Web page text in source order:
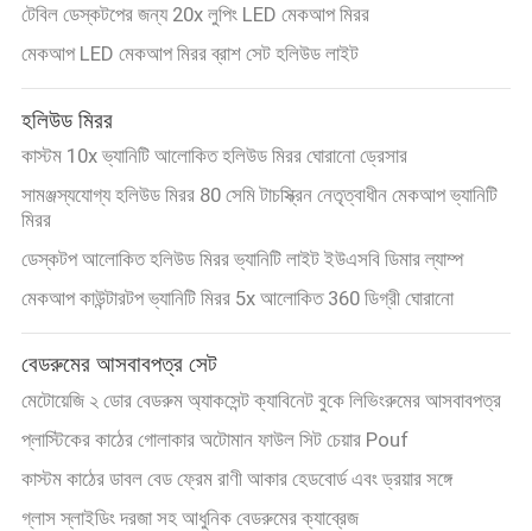
টেবিল ডেস্কটপের জন্য 20x লুপিং LED মেকআপ মিরর
মেকআপ LED মেকআপ মিরর ব্রাশ সেট হলিউড লাইট
হলিউড মিরর
কাস্টম 10x ভ্যানিটি আলোকিত হলিউড মিরর ঘোরানো ড্রেসার
সামঞ্জস্যযোগ্য হলিউড মিরর 80 সেমি টাচস্ক্রিন নেতৃত্বাধীন মেকআপ ভ্যানিটি
মিরর
ডেস্কটপ আলোকিত হলিউড মিরর ভ্যানিটি লাইট ইউএসবি ডিমার ল্যাম্প
মেকআপ কাউন্টারটপ ভ্যানিটি মিরর 5x আলোকিত 360 ডিগ্রী ঘোরানো
বেডরুমের আসবাবপত্র সেট
মেটোয়েজি ২ ডোর বেডরুম অ্যাকসেন্ট ক্যাবিনেট বুকে লিভিংরুমের আসবাবপত্র
প্লাস্টিকের কাঠের গোলাকার অটোমান ফাউল সিট চেয়ার Pouf
কাস্টম কাঠের ডাবল বেড ফ্রেম রাণী আকার হেডবোর্ড এবং ড্রয়ার সঙ্গে
গ্লাস স্লাইডিং দরজা সহ আধুনিক বেডরুমের ক্যাব্রেজ